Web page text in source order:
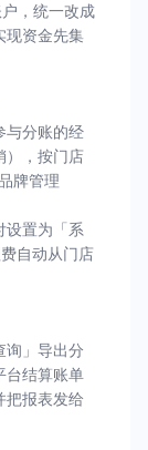
，统一改成
现资金先集
与分账的经
），按门店
牌管理
设置为「系
自动从门店
询」导出分
台结算账单
把报表发给